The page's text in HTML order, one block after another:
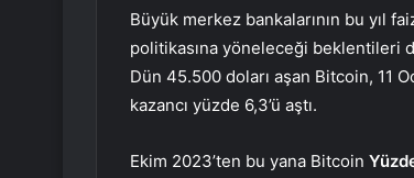
Büyük merkez bankalarının bu yıl
politikasına yöneleceği beklentileri
Dün 45.500 doları aşan Bitcoin, 11
kazancı yüzde 6,3’ü aştı.
Ekim 2023’ten bu yana Bitcoin